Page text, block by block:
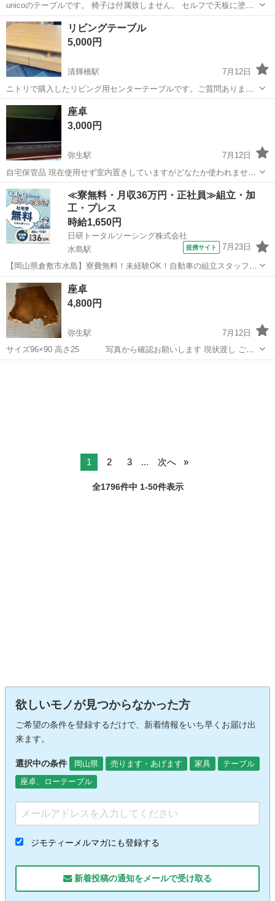
unicoのテーブルです。 椅子は付属致しません。 セルフで天板に塗装
がされていますが剥がれがあります。 あらかじめご了承頂ける方のみ
お願い致します🙇
岡山 玉野市 八浜駅 テーブル
リビングテーブル
5,000円
清輝橋駅
7月12日
ニトリで購入したリビング用センターテーブルです。ご質問ありまし
たらどうぞ。
岡山 岡山市 清輝橋駅
座卓
3,000円
弥生駅
7月12日
自宅保管品 現在使用せず室内置きしていますがどなたか使われません
か岡山 倉敷市 弥生駅 テーブル
≪寮無料・月収36万円・正社員≫組立・加
工・プレス
時給1,650円
日研トータルソーシング株式会社
水島駅
提携サイト 7月23日
【岡山県倉敷市水島】寮費無料！未経験OK！自動車の組立スタッフ
《お仕事No.NS0089》 お仕事について 車の組立作業です。専用レール
に乗って流れてくる車の骨組みに、車内外の各部品・ハンドル・足回
り・ドア・シートなどの各...
岡山 倉敷市 水島駅
座卓
4,800円
弥生駅
7月12日
サイズ96×90 高さ25 写真から確認お願いします 現状渡し ご理
解の上お願いします
1 2 3 ... 次へ
全1796件中 1-50件表示
欲しいモノが見つからなかった方
ご希望の条件を登録するだけで、新着情報をいち早くお届け出
来ます。
選択中の条件 岡山県 売ります・あげます 家具
テーブル
座卓、ローテーブル
ジモティーメルマガにも登録する
新着投稿の通知をメールで受け取る